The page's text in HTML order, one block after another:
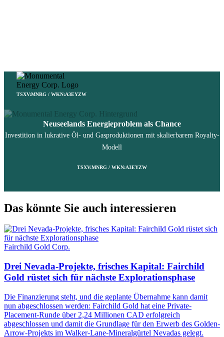
TSXV:MNRG / WKN:A3EYZW
Neuseelands Energieproblem als Chance
Investition in lukrative Öl- und Gasproduktionen mit skalierbarem Royalty-
Modell
TSXV:MNRG / WKN:A3EYZW
Das könnte Sie auch interessieren
Fairchild Gold Corp.
Drei Nevada-Projekte, frisches Kapital: Fairchild
Gold rüstet sich für nächste Explorationsphase
Die Finanzierung steht, und die geplante Übernahme kann damit
nun abgeschlossen werden: Fairchild Gold hat eine Private-
Placement-Runde über 2,24 Millionen CAD erfolgreich
abgeschlossen und damit die Grundlage für den Erwerb des Golden-
Arrow-Projekts im Walker-Lane-Mineralgürtel Nevadas gelegt.